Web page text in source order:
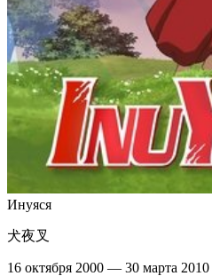
Инуяся
犬夜叉
16 октября 2000 — 30 марта 2010